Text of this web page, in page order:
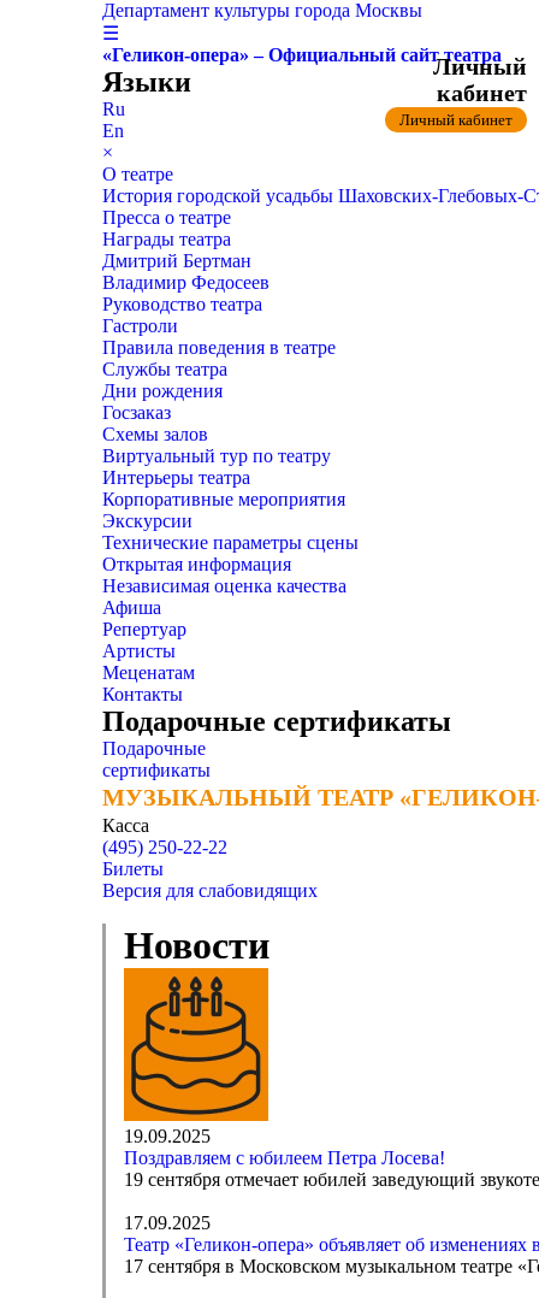
Департамент культуры города Москвы
☰
«Геликон-опера» – Официальный сайт театра
Языки
Ru
En
×
О театре
История городской усадьбы Шаховских-
Пресса о театре
Награды театра
Дмитрий Бертман
Владимир Федосеев
Руководство театра
Гастроли
Правила поведения в театре
Службы театра
Дни рождения
Госзаказ
Схемы залов
Виртуальный тур по театру
Интерьеры театра
Корпоративные мероприятия
Экскурсии
Технические параметры сцены
Открытая информация
Независимая оценка качества
Афиша
Репертуар
Артисты
Меценатам
Контакты
Подарочные сертификаты
Подарочные
сертификаты
МУЗЫКАЛЬНЫЙ ТЕАТР
МУЗЫКАЛЬНЫЙ ТЕАТР
Касса
(495) 250-22-22
Личный
кабинет
Личный кабинет
Билеты
Версия для слабовидящих
Новости
19.09.2025
Поздравляем с юбилеем Петра Лосева!
19 сентября отмечает юбилей заведующий
17.09.2025
Театр «Геликон-опера» объявляет об изменениях
17 сентября в Московском музыкальном театре